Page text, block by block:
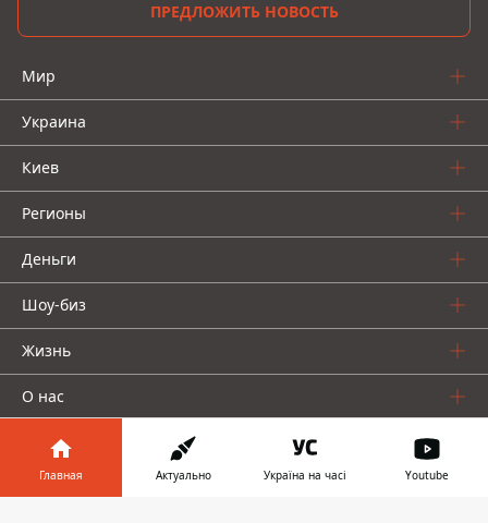
ПРЕДЛОЖИТЬ НОВОСТЬ
Мир
Украина
Киев
Регионы
Деньги
Шоу-биз
Жизнь
О нас
Главная Актуально Україна на часі Youtube